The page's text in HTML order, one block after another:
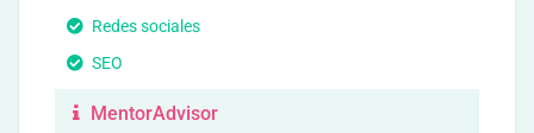
Redes sociales
SEO
MentorAdvisor